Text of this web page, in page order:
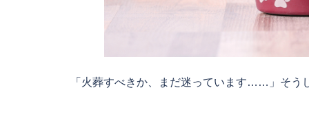
「火葬すべきか、まだ迷っています……」そう